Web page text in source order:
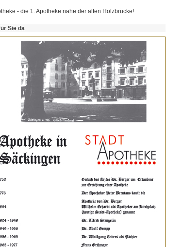
- die 1. Apotheke nahe der alten Holzbrücke!
Sie da